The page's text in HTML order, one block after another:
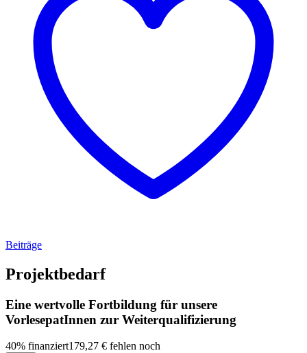
Beiträge
Projektbedarf
Eine wertvolle Fortbildung für unsere
VorlesepatInnen zur Weiterqualifizierung
40% finanziert179,27 € fehlen noch